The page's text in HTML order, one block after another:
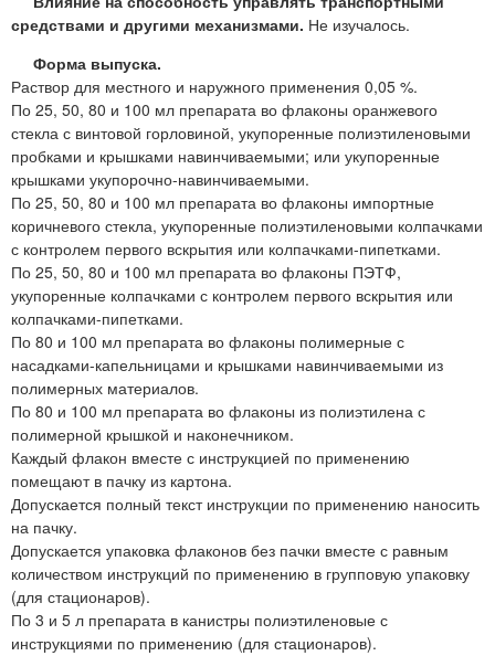
средствами и другими механизмами. Не изучалось.
Форма выпуска.
Раствор для местного и наружного применения 0,05 %.
По 25, 50, 80 и 100 мл препарата во флаконы оранжевого
стекла с винтовой горловиной, укупоренные полиэтиленовыми
пробками и крышками навинчиваемыми; или укупоренные
крышками укупорочно-навинчиваемыми.
По 25, 50, 80 и 100 мл препарата во флаконы импортные
коричневого стекла, укупоренные полиэтиленовыми колпачками
с контролем первого вскрытия или колпачками-пипетками.
По 25, 50, 80 и 100 мл препарата во флаконы ПЭТФ,
укупоренные колпачками с контролем первого вскрытия или
колпачками-пипетками.
По 80 и 100 мл препарата во флаконы полимерные с
насадками-капельницами и крышками навинчиваемыми из
полимерных материалов.
По 80 и 100 мл препарата во флаконы из полиэтилена с
полимерной крышкой и наконечником.
Каждый флакон вместе с инструкцией по применению
помещают в пачку из картона.
Допускается полный текст инструкции по применению наносить
на пачку.
Допускается упаковка флаконов без пачки вместе с равным
количеством инструкций по применению в групповую упаковку
(для стационаров).
По 3 и 5 л препарата в канистры полиэтиленовые с
инструкциями по применению (для стационаров).